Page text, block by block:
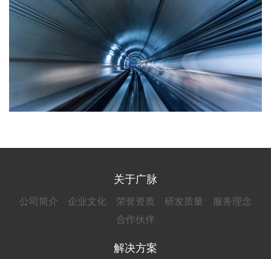
关于广脉
公司简介 企业文化 荣誉资质 研发质量
服务理念
合作伙伴
解决方案